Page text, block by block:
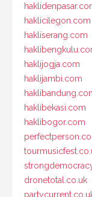
haklicilegon.com
hakliserang.com
haklijogja.com
haklijambi.com
haklibekasi.com
haklibogor.com
dronetotal.co.uk